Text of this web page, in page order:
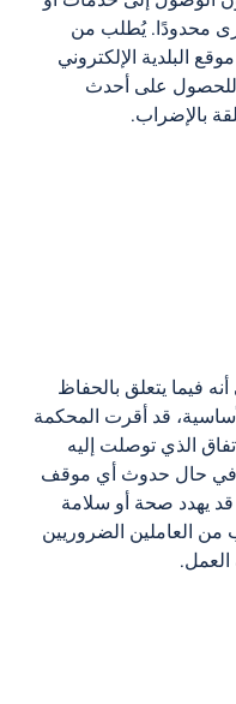
محدودًا. يُطلب من
البلدية الإلكتروني
للحصول على أحدث
بالإضراب.
فيما يتعلق بالحفاظ
قد أقرت المحكمة
الذي توصلت إليه
في حال حدوث أي موقف
قد يهدد صحة أو سلامة
من العاملين الضروريين
العمل.